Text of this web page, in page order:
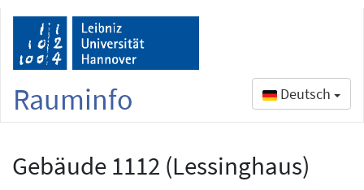
Rauminfo Deutsch
Gebäude 1112 (Lessinghaus)